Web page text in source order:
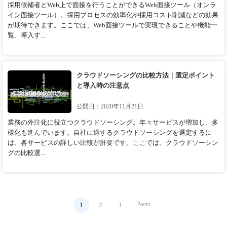
採用候補者とWeb上で面接を行うことができるWeb面接ツール（オンラ
イン面接ツール）。採用プロセスの効率化や採用コスト削減などの効果
が期待できます。ここでは、Web面接ツールで実現できることや機能一
覧、導入す...
クラウドソーシングの比較方法｜選定ポイント
と導入時の注意点
公開日：2020年11月21日
業務の外注化に役立つクラウドソーシング。年々サービスが増加し、多
様化も進んでいます。自社に適するクラウドソーシングを選定するに
は、各サービスの詳しい比較が肝要です。ここでは、クラウドソーシン
グの比較選...
1 2 3 Next